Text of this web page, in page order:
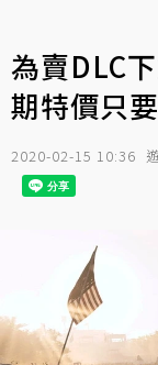
為賣DLC
期特價只
2020-02-15 10:36